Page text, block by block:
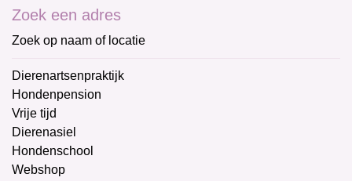
Zoek een adres
Zoek op naam of locatie
Dierenartsenpraktijk
Hondenpension
Vrije tijd
Dierenasiel
Hondenschool
Webshop